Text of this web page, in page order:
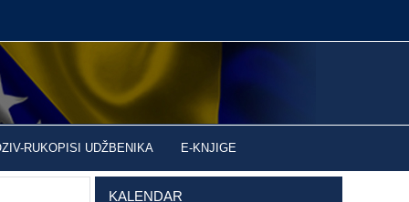
RUKOPISI UDŽBENIKA E-KNJIGE
KALENDAR